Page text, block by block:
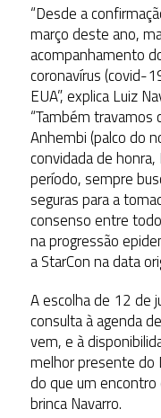
“Desde a
março deste ano,
acompanhamento
coronavírus (covid-
EUA”, explica Luiz
“Também
Anhembi (palco do
convidada de
período, sempre
seguras para a
consenso entre
na progressão
a StarCon na data
A escolha de 12 de
consulta à agenda
vem, e à
melhor presente do
do que um encontro
brinca Navarro.